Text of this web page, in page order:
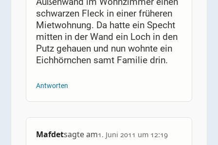
schwarzen Fleck in einer früheren
Mietwohnung. Da hatte ein Specht
mitten in der Wand ein Loch in den
Putz gehauen und nun wohnte ein
Eichhörnchen samt Familie drin.
Antworten
Mafdetsagte am1. Juni 2011 um 12:19